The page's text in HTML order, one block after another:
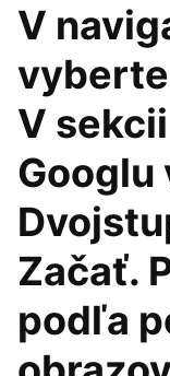
V
V
Začať.
podľa